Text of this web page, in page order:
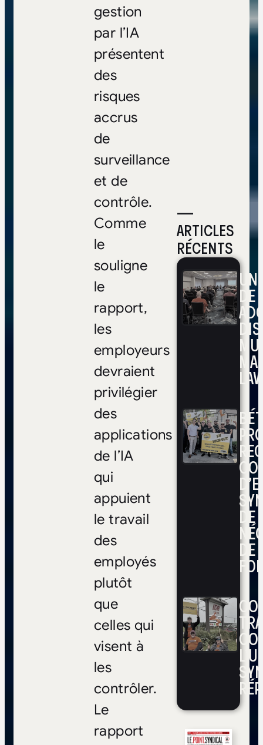
—
ARTICLES
RÉCENTS
DE
DE
DE
FOI
gestion
par l’IA
présentent
des
risques
accrus
de
surveillance
et de
contrôle.
Comme
le
souligne
le
rapport,
les
employeurs
devraient
privilégier
des
applications
de l’IA
qui
appuient
le travail
des
employés
plutôt
que
celles qui
visent à
les
contrôler.
Le
rapport